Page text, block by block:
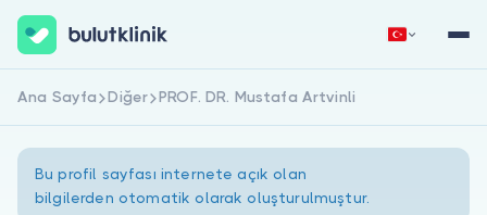
Hemen Kaydol Giriş Yap
Ana Sayfa Diğer PROF. DR. Mustafa Artvinli
Bu profil sayfası internete açık olan
bilgilerden otomatik olarak oluşturulmuştur.